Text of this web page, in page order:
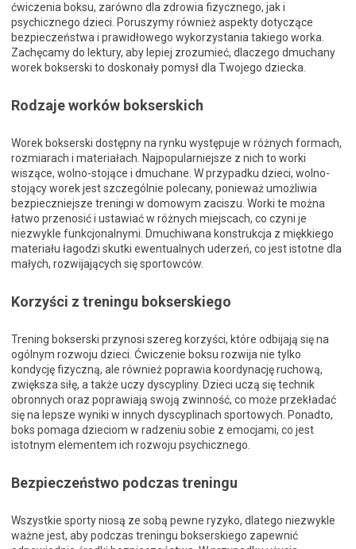
ćwiczenia boksu, zarówno dla zdrowia fizycznego, jak i
psychicznego dzieci. Poruszymy również aspekty dotyczące
bezpieczeństwa i prawidłowego wykorzystania takiego worka.
Zachęcamy do lektury, aby lepiej zrozumieć, dlaczego dmuchany
worek bokserski to doskonały pomysł dla Twojego dziecka.
Rodzaje worków bokserskich
Worek bokserski dostępny na rynku występuje w różnych formach,
rozmiarach i materiałach. Najpopularniejsze z nich to worki
wiszące, wolno-stojące i dmuchane. W przypadku dzieci, wolno-
stojący worek jest szczególnie polecany, ponieważ umożliwia
bezpieczniejsze treningi w domowym zaciszu. Worki te można
łatwo przenosić i ustawiać w różnych miejscach, co czyni je
niezwykle funkcjonalnymi. Dmuchiwana konstrukcja z miękkiego
materiału łagodzi skutki ewentualnych uderzeń, co jest istotne dla
małych, rozwijających się sportowców.
Korzyści z treningu bokserskiego
Trening bokserski przynosi szereg korzyści, które odbijają się na
ogólnym rozwoju dzieci. Ćwiczenie boksu rozwija nie tylko
kondycję fizyczną, ale również poprawia koordynację ruchową,
zwiększa siłę, a także uczy dyscypliny. Dzieci uczą się technik
obronnych oraz poprawiają swoją zwinność, co może przekładać
się na lepsze wyniki w innych dyscyplinach sportowych. Ponadto,
boks pomaga dzieciom w radzeniu sobie z emocjami, co jest
istotnym elementem ich rozwoju psychicznego.
Bezpieczeństwo podczas treningu
Wszystkie sporty niosą ze sobą pewne ryzyko, dlatego niezwykle
ważne jest, aby podczas treningu bokserskiego zapewnić